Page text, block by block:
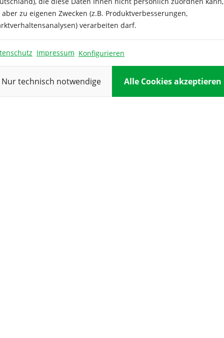
Küche, als Rohkost oder
verwendbar ist. Mit dem
dieser historischen
Sorte unterstützen
Erhaltung der Sortenvielfalt.
Sortenvielfalt.
Minaret-
Blumenkohl
ist eine italienische
mit
Aussehen. Diese
ist für Salate und
Blumenkohl verwendet. Die
ist dieser spezielle
€*
Der Blumenkohl
hervorragender, glatter,
erntefertig ist. Ein sehr
aber zu eigenen Zwecken (z.B. Produktverbesserungen,
verarbeiten darf.
Impressum Konfigurieren
Nur technisch notwendige Alle Cookies akzeptieren